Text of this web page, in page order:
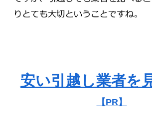
安い引越し業者を
【PR】